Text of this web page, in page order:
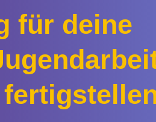
für deine